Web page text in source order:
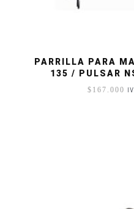
PARRILLA PARA
135 / PULSAR
$ 167.000